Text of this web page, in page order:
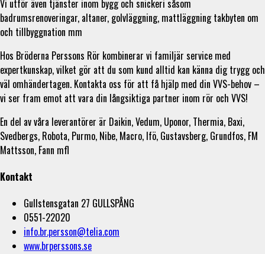
Vi utför även tjänster inom bygg och snickeri såsom
badrumsrenoveringar, altaner, golvläggning, mattläggning takbyten om
och tillbyggnation mm
Hos Bröderna Perssons Rör kombinerar vi familjär service med
expertkunskap, vilket gör att du som kund alltid kan känna dig trygg och
väl omhändertagen. Kontakta oss för att få hjälp med din VVS-behov –
vi ser fram emot att vara din långsiktiga partner inom rör och VVS!
En del av våra leverantörer är Daikin, Vedum, Uponor, Thermia, Baxi,
Svedbergs, Robota, Purmo, Nibe, Macro, Ifö, Gustavsberg, Grundfos, FM
Mattsson, Fann mfl
Kontakt
Gullstensgatan 27 GULLSPÅNG
0551-22020
info.br.persson@telia.com
www.brperssons.se